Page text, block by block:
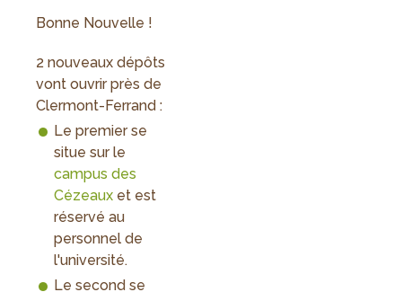
Bonne Nouvelle !
2 nouveaux dépôts
vont ouvrir près de
Clermont-Ferrand :
Le premier se
situe sur le
campus des
Cézeaux et est
réservé au
personnel de
l'université.
Le second se